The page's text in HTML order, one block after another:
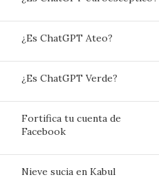
¿Es ChatGPT Ateo?
¿Es ChatGPT Verde?
Fortifica tu cuenta de
Facebook
Nieve sucia en Kabul